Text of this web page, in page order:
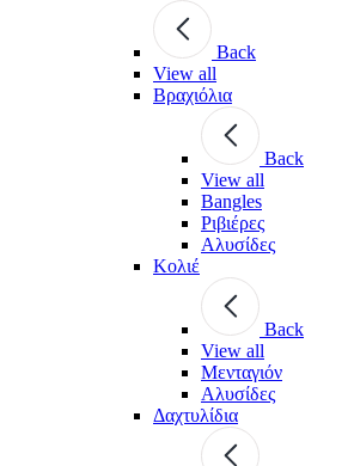
Back
View all
Βραχιόλια
Back
View all
Bangles
Ριβιέρες
Αλυσίδες
Κολιέ
Back
View all
Μενταγιόν
Αλυσίδες
Δαχτυλίδια